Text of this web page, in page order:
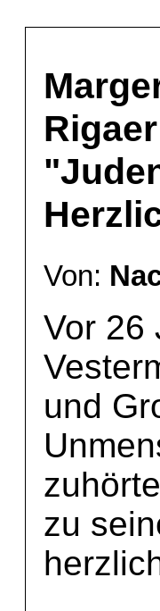
Von:
Vor 26
und
zu